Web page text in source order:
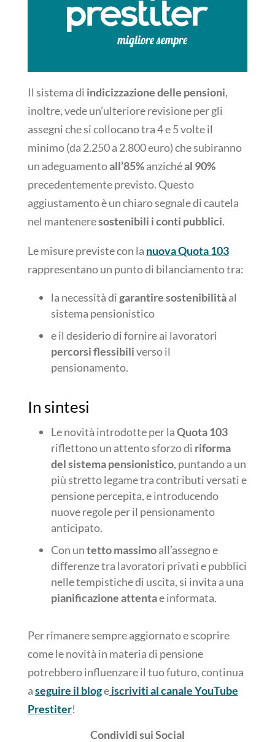
Il sistema di indicizzazione delle pensioni,
inoltre, vede un’ulteriore revisione per gli
assegni che si collocano tra 4 e 5 volte il
minimo (da 2.250 a 2.800 euro) che subiranno
un adeguamentoall’85%anzichéal 90%
precedentemente previsto. Questo
aggiustamento è un chiaro segnale di cautela
nel manteneresostenibili i conti pubblici.
Le misure previste con la nuova Quota 103
rappresentano un punto di bilanciamento tra:
la necessità digarantire sostenibilitàal
sistema pensionistico
e il desiderio di fornire ai lavoratori
percorsi flessibiliverso il
pensionamento.
In sintesi
Le novità introdotte per laQuota 103
riflettono un attento sforzo di riforma
del sistema pensionistico, puntando a un
più stretto legame tra contributi versati e
pensione percepita, e introducendo
nuove regole per il pensionamento
anticipato.
Con untetto massimoall’assegno e
differenze tra lavoratori privati e pubblici
nelle tempistiche di uscita, si invita a una
pianificazione attentae informata.
Per rimanere sempre aggiornato e scoprire
come le novità in materia di pensione
potrebbero influenzare il tuo futuro, continua
aseguire il blogeiscriviti al canale YouTube
Prestiter!
Condividi sui Social